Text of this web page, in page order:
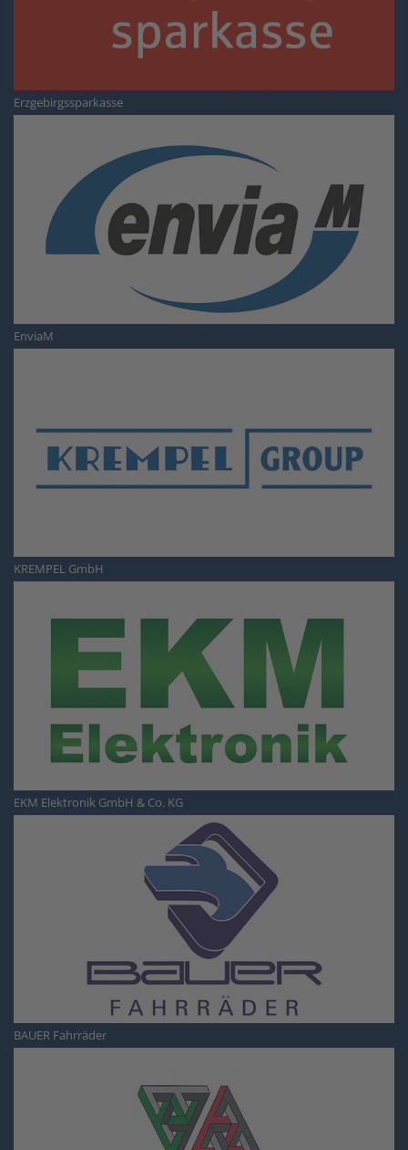
Erzgebirgssparkasse
EnviaM
KREMPEL GmbH
EKM Elektronik GmbH & Co. KG
BAUER Fahrräder